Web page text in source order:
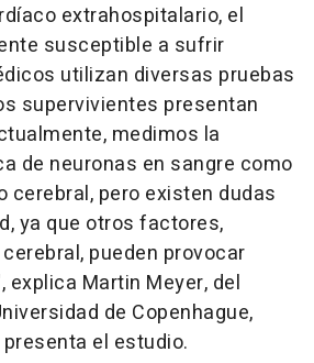
extrahospitalario, el
susceptible a sufrir
utilizan diversas pruebas
supervivientes presentan
medimos la
de neuronas en sangre como
cerebral, pero existen dudas
ya que otros factores,
pueden provocar
explica Martin Meyer, del
de Copenhague,
el estudio.